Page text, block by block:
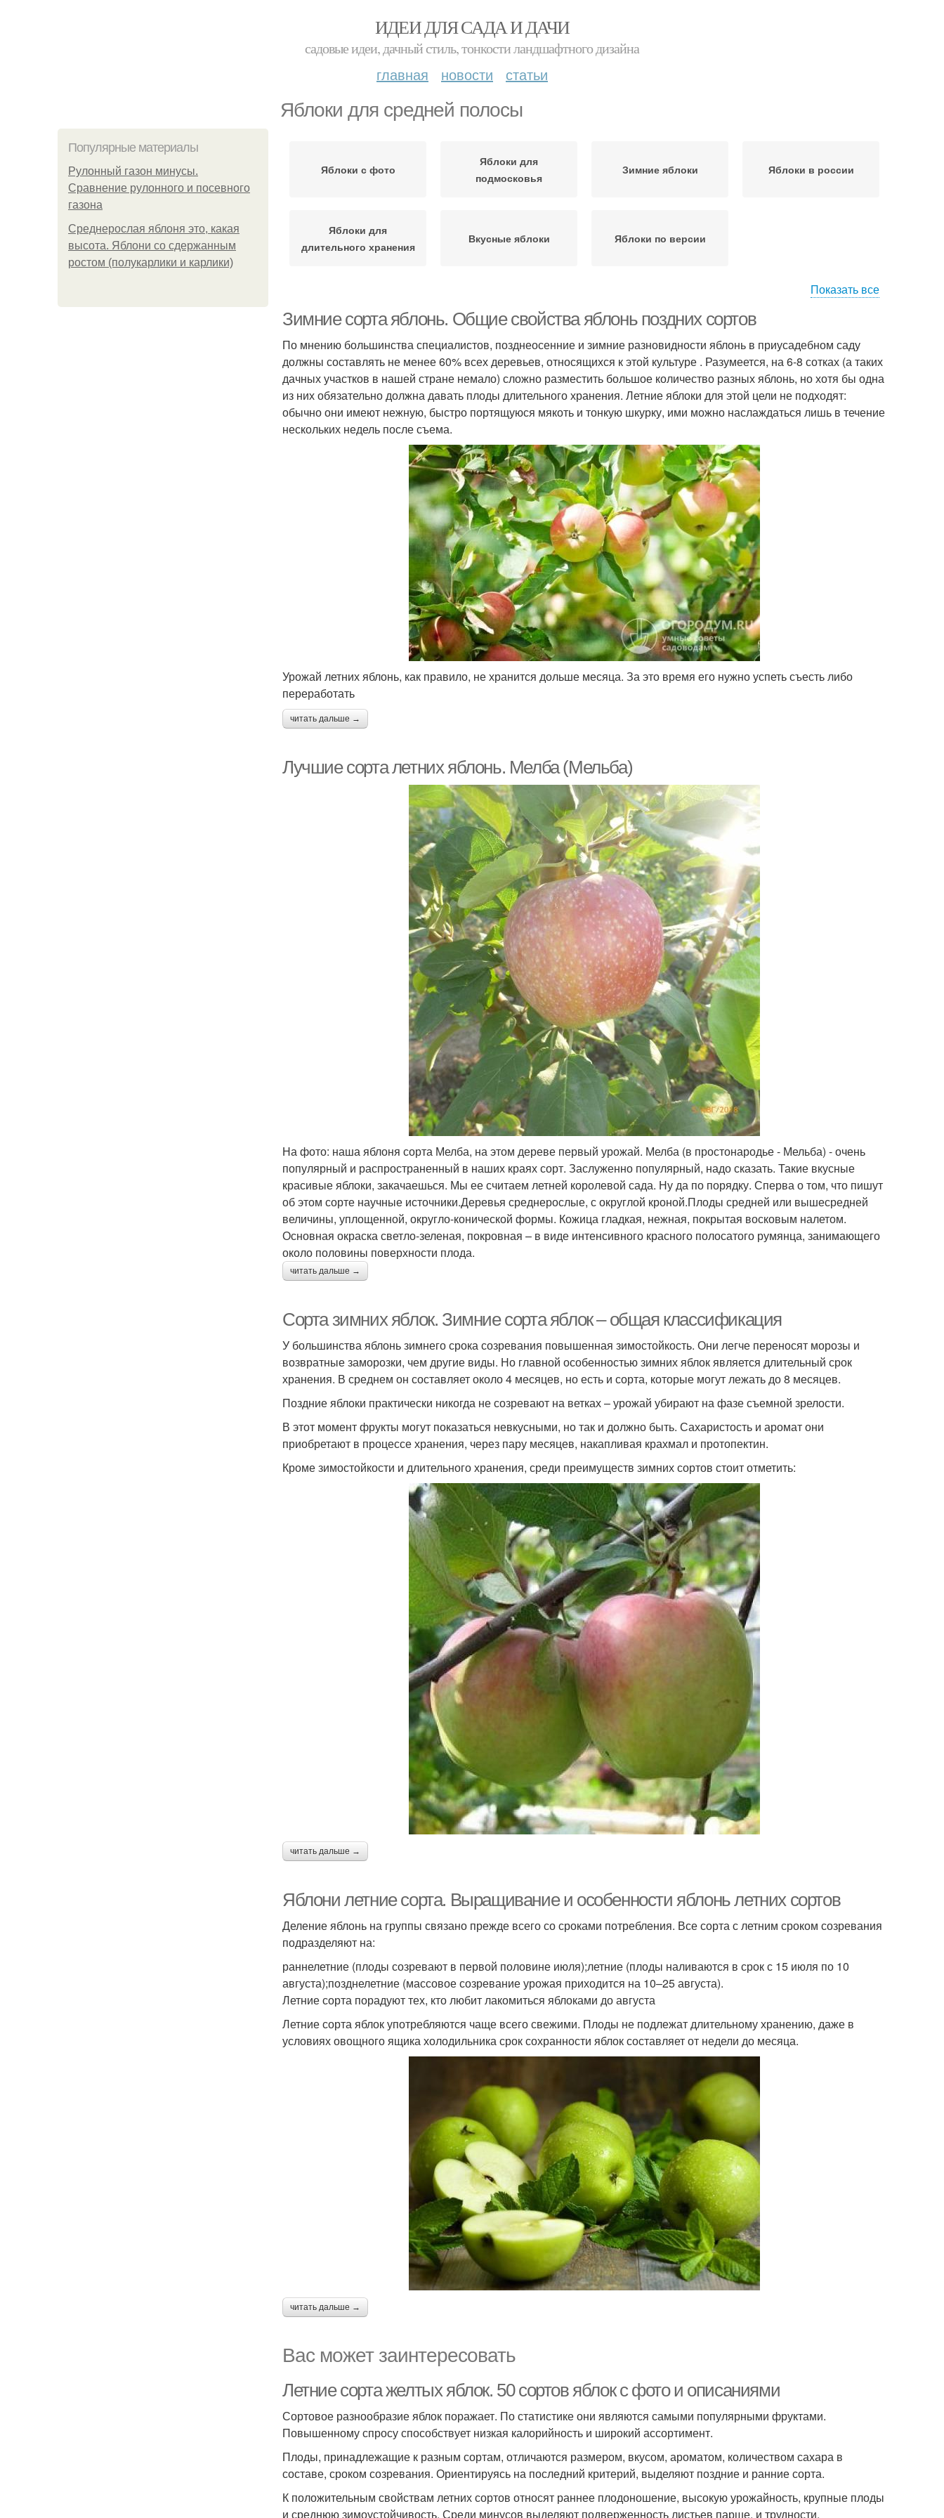
ИДЕИ ДЛЯ САДА И ДАЧИ
садовые идеи, дачный стиль, тонкости ландшафтного дизайна
главная новости статьи
Яблоки для средней полосы
Популярные материалы
Рулонный газон минусы.
Сравнение рулонного и посевного
газона
Среднерослая яблоня это, какая
высота. Яблони со сдержанным
ростом (полукарлики и карлики)
Яблоки с фото
Яблоки для
подмосковья
Зимние яблоки Яблоки в россии
Яблоки для
длительного хранения
Вкусные яблоки Яблоки по версии
Показать все
Зимние сорта яблонь. Общие свойства яблонь поздних сортов
По мнению большинства специалистов, позднеосенние и зимние разновидности яблонь в приусадебном саду
должны составлять не менее 60% всех деревьев, относящихся к этой культуре . Разумеется, на 6-8 сотках (а таких
дачных участков в нашей стране немало) сложно разместить большое количество разных яблонь, но хотя бы одна
из них обязательно должна давать плоды длительного хранения. Летние яблоки для этой цели не подходят:
обычно они имеют нежную, быстро портящуюся мякоть и тонкую шкурку, ими можно наслаждаться лишь в течение
нескольких недель после съема.
Урожай летних яблонь, как правило, не хранится дольше месяца. За это время его нужно успеть съесть либо
переработать
читать дальше →
Лучшие сорта летних яблонь. Мелба (Мельба)
На фото: наша яблоня сорта Мелба, на этом дереве первый урожай. Мелба (в простонародье - Мельба) - очень
популярный и распространенный в наших краях сорт. Заслуженно популярный, надо сказать. Такие вкусные
красивые яблоки, закачаешься. Мы ее считаем летней королевой сада. Ну да по порядку. Сперва о том, что пишут
об этом сорте научные источники.Деревья среднерослые, с округлой кроной.Плоды средней или вышесредней
величины, уплощенной, округло-конической формы. Кожица гладкая, нежная, покрытая восковым налетом.
Основная окраска светло-зеленая, покровная – в виде интенсивного красного полосатого румянца, занимающего
около половины поверхности плода.
читать дальше →
Сорта зимних яблок. Зимние сорта яблок – общая классификация
У большинства яблонь зимнего срока созревания повышенная зимостойкость. Они легче переносят морозы и
возвратные заморозки, чем другие виды. Но главной особенностью зимних яблок является длительный срок
хранения. В среднем он составляет около 4 месяцев, но есть и сорта, которые могут лежать до 8 месяцев.
Поздние яблоки практически никогда не созревают на ветках – урожай убирают на фазе съемной зрелости.
В этот момент фрукты могут показаться невкусными, но так и должно быть. Сахаристость и аромат они
приобретают в процессе хранения, через пару месяцев, накапливая крахмал и протопектин.
Кроме зимостойкости и длительного хранения, среди преимуществ зимних сортов стоит отметить:
читать дальше →
Яблони летние сорта. Выращивание и особенности яблонь летних сортов
Деление яблонь на группы связано прежде всего со сроками потребления. Все сорта с летним сроком созревания
подразделяют на:
раннелетние (плоды созревают в первой половине июля);летние (плоды наливаются в срок с 15 июля по 10
августа);позднелетние (массовое созревание урожая приходится на 10–25 августа).
Летние сорта порадуют тех, кто любит лакомиться яблоками до августа
Летние сорта яблок употребляются чаще всего свежими. Плоды не подлежат длительному хранению, даже в
условиях овощного ящика холодильника срок сохранности яблок составляет от недели до месяца.
читать дальше →
Вас может заинтересовать
Летние сорта желтых яблок. 50 сортов яблок с фото и описаниями
Сортовое разнообразие яблок поражает. По статистике они являются самыми популярными фруктами.
Повышенному спросу способствует низкая калорийность и широкий ассортимент.
Плоды, принадлежащие к разным сортам, отличаются размером, вкусом, ароматом, количеством сахара в
составе, сроком созревания. Ориентируясь на последний критерий, выделяют поздние и ранние сорта.
К положительным свойствам летних сортов относят раннее плодоношение, высокую урожайность, крупные плоды
и среднюю зимоустойчивость. Среди минусов выделяют подверженность листьев парше, и трудности,